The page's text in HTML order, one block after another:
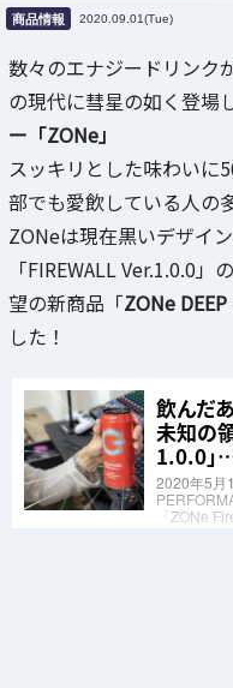
商品情報 2020.09.01(Tue)
数々のエナジードリンク
の現代に彗星の如く登場
ー「ZONe」
スッキリとした味わいに
部でも愛飲している人の
ZONeは現在黒いデザイ
「FIREWALL Ver.1.0.0
望の新商品「ZONe
した！